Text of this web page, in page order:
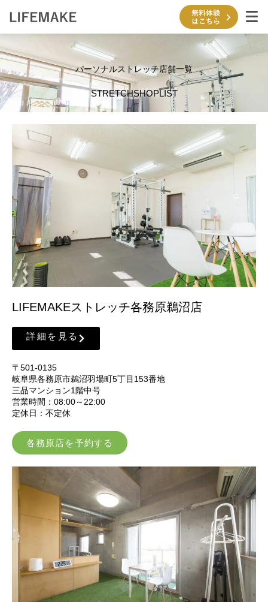
を
ス
キ
ッ
プ
パーソナルストレッチ店舗一覧
STRETCHSHOPLIST
LIFEMAKEストレッチ各務原鵜沼店
詳細を見る
〒501-0135
岐阜県各務原市鵜沼羽場町5丁目153番地
三品マンション1階中号
営業時間：08:00～22:00
定休日：不定休
各務原店を予約する